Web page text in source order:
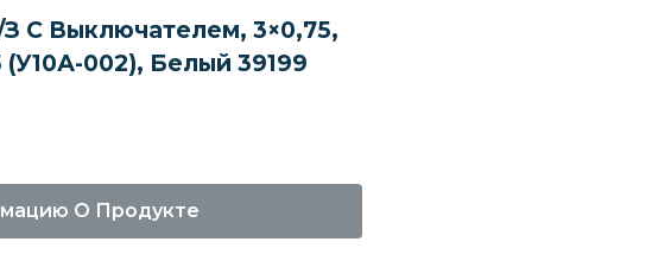
С Выключателем, 3×0,75,
002), Белый 39199
О Продукте